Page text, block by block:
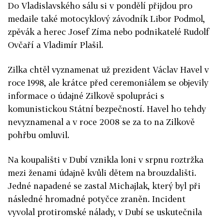
Do Vladislavského sálu si v pondělí přijdou pro
medaile také motocyklový závodník Libor Podmol,
zpěvák a herec Josef Zíma nebo podnikatelé Rudolf
Ovčaří a Vladimír Plašil.
Zilka chtěl vyznamenat už prezident Václav Havel v
roce 1998, ale krátce před ceremoniálem se objevily
informace o údajné Zilkově spolupráci s
komunistickou Státní bezpečností. Havel ho tehdy
nevyznamenal a v roce 2008 se za to na Zilkově
pohřbu omluvil.
Na koupališti v Dubí vznikla loni v srpnu roztržka
mezi ženami údajně kvůli dětem na brouzdališti.
Jedné napadené se zastal Michajlak, který byl při
následné hromadné potyčce zraněn. Incident
vyvolal protiromské nálady, v Dubí se uskutečnila